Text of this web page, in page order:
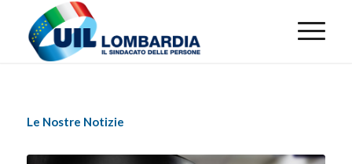
Le Nostre Notizie